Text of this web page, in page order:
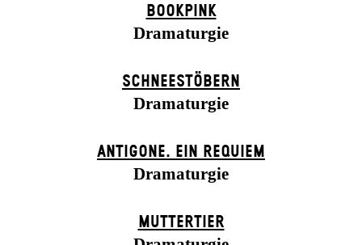
BOOK­PINK
Dramaturgie
SCHNEE­STÖBERN
Dramaturgie
ANTIGONE. EIN REQUIEM
Dramaturgie
MUTTER­TIER